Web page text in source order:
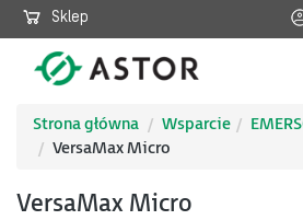
Sklep
Strona główna
Wsparcie
VersaMax Micro
VersaMax Micro